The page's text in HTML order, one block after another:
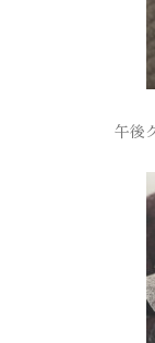
午後